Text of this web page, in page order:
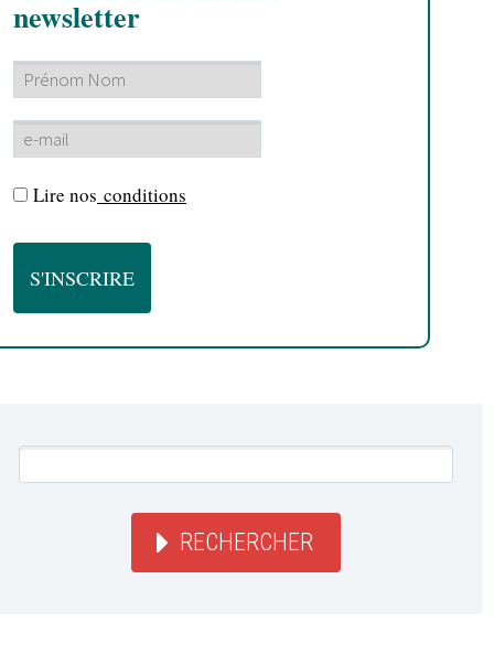
newsletter
Lire nos conditions
RECHERCHER